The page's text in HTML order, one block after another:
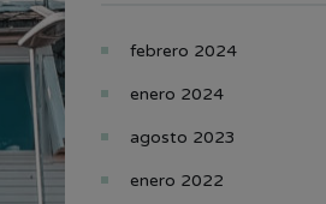
febrero 2024
enero 2024
agosto 2023
enero 2022